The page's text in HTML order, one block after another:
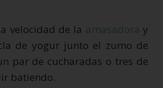
velocidad de la amasadora y
de yogur junto el zumo de
par de cucharadas o tres de
batiendo.